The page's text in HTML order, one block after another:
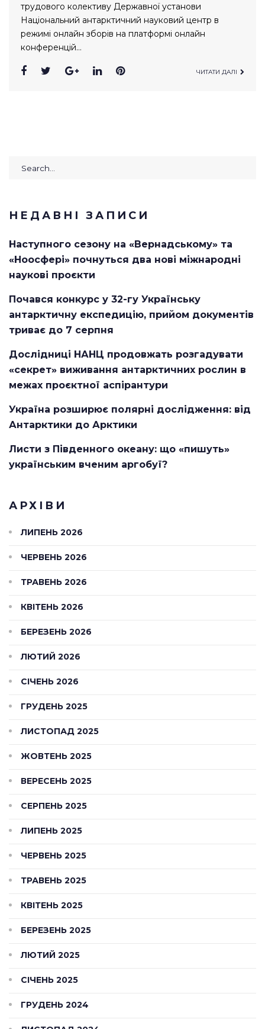
трудового колективу Державної установи
Національний антарктичний науковий центр в
режимі онлайн зборів на платформі онлайн
конференцій…
Facebook
TwitterGoogle+
LinkedInPinterest ЧИТАТИ ДАЛІ
НЕДАВНІ ЗАПИСИ
Наступного сезону на «Вернадському» та
«Ноосфері» почнуться два нові міжнародні
наукові проєкти
Почався конкурс у 32-гу Українську
антарктичну експедицію, прийом документів
триває до 7 серпня
Дослідниці НАНЦ продовжать розгадувати
«секрет» виживання антарктичних рослин в
межах проєктної аспірантури
Україна розширює полярні дослідження: від
Антарктики до Арктики
Листи з Південного океану: що «пишуть»
українським вченим аргобуї?
АРХІВИ
ЛИПЕНЬ 2026
ЧЕРВЕНЬ 2026
ТРАВЕНЬ 2026
КВІТЕНЬ 2026
БЕРЕЗЕНЬ 2026
ЛЮТИЙ 2026
СІЧЕНЬ 2026
ГРУДЕНЬ 2025
ЛИСТОПАД 2025
ЖОВТЕНЬ 2025
ВЕРЕСЕНЬ 2025
СЕРПЕНЬ 2025
ЛИПЕНЬ 2025
ЧЕРВЕНЬ 2025
ТРАВЕНЬ 2025
КВІТЕНЬ 2025
БЕРЕЗЕНЬ 2025
ЛЮТИЙ 2025
СІЧЕНЬ 2025
ГРУДЕНЬ 2024